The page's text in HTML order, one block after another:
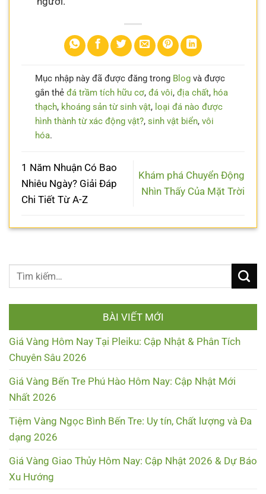
Mục nhập này đã được đăng trong Blogvà được
gắn thẻ đá trầm tích hữu cơ, đá vôi, địa chất, hóa
thạch, khoáng sản từ sinh vật, loại đá nào được
hình thành từ xác động vật?, sinh vật biển, vôi
hóa.
1 Năm Nhuận Có Bao
Nhiêu Ngày? Giải Đáp
Chi Tiết Từ A-Z
Khám phá Chuyển Động
Nhìn Thấy Của Mặt Trời
BÀI VIẾT MỚI
Giá Vàng Hôm Nay Tại Pleiku: Cập Nhật & Phân Tích
Chuyên Sâu 2026
Giá Vàng Bến Tre Phú Hào Hôm Nay: Cập Nhật Mới
Nhất 2026
Tiệm Vàng Ngọc Bình Bến Tre: Uy tín, Chất lượng và Đa
dạng 2026
Giá Vàng Giao Thủy Hôm Nay: Cập Nhật 2026 & Dự Báo
Xu Hướng